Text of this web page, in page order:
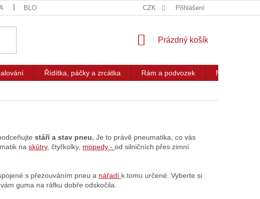
BLOG CZK Přihlášení
NÁKUPNÍ
Prázdný košík
Řídítka, páčky a zrcátka Rám a podvozek Nářadí a
stáří a stav pneu. Je to právě pneumatika, co vás
na skútry, čtyřkolky, mopedy - od silničních přes zimní
s přezouváním pneu a nářadí k tomu určené. Vyberte si
vám guma na ráfku dobře odskočila.